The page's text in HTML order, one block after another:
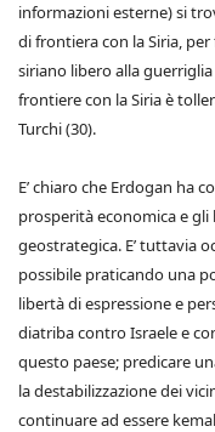
informazioni esterne) si
di frontiera con la Siria,
siriano libero alla
frontiere con la Siria è
Turchi (30).
E’ chiaro che Erdogan ha
prosperità economica e
geostrategica. E’ tuttavia
possibile praticando una
libertà di espressione e
diatriba contro Israele e
questo paese; predicare
la destabilizzazione dei
continuare ad essere